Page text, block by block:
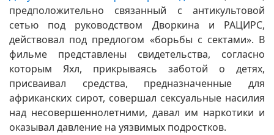
предположительно связанный с антикультовой
сетью под руководством Дворкина и РАЦИРС,
действовал под предлогом «борьбы с сектами». В
фильме представлены свидетельства, согласно
которым Яхл, прикрываясь заботой о детях,
присваивал средства, предназначенные для
африканских сирот, совершал сексуальные насилия
над несовершеннолетними, давал им наркотики и
оказывал давление на уязвимых подростков.